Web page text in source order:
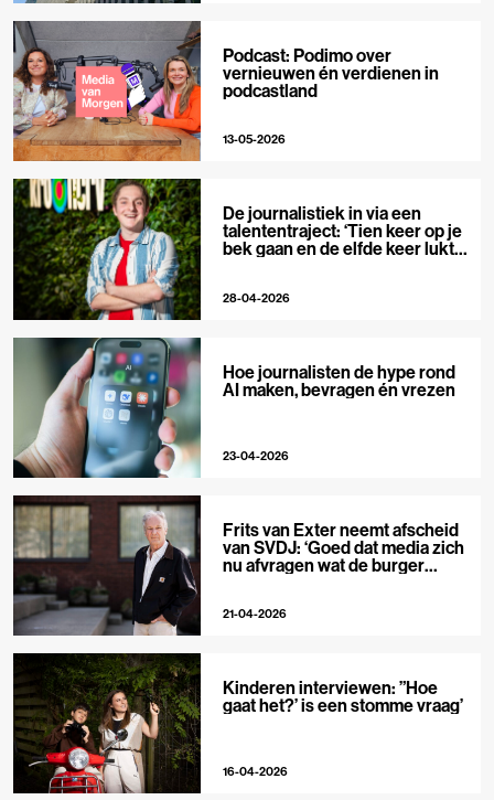
Podcast: Podimo over
vernieuwen én verdienen in
podcastland
13-05-2026
De journalistiek in via een
talententraject: ‘Tien keer op je
bek gaan en de elfde keer lukt
28-04-2026
Hoe journalisten de hype rond
AI maken, bevragen én vrezen
23-04-2026
Frits van Exter neemt afscheid
van SVDJ: ‘Goed dat media zich
nu afvragen wat de burger
21-04-2026
Kinderen interviewen: ”Hoe
gaat het?’ is een stomme vraag’
16-04-2026